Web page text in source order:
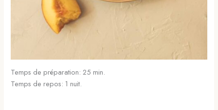
Temps de préparation: 25 min.
Temps de repos: 1 nuit.